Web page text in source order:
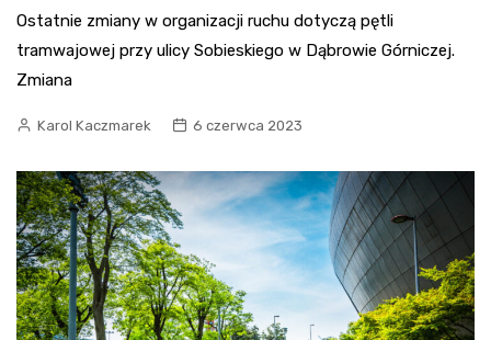
Ostatnie zmiany w organizacji ruchu dotyczą pętli
tramwajowej przy ulicy Sobieskiego w Dąbrowie Górniczej.
Zmiana
Karol Kaczmarek 6 czerwca 2023